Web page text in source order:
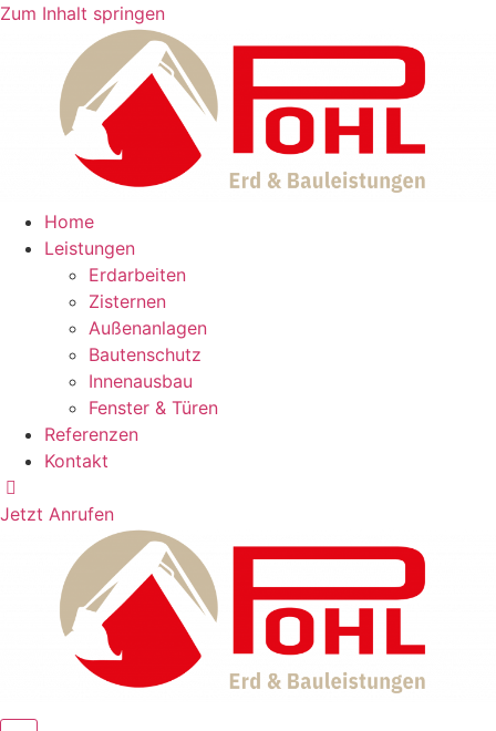
Zum Inhalt springen
Home
Leistungen
Erdarbeiten
Zisternen
Außenanlagen
Bautenschutz
Innenausbau
Fenster & Türen
Referenzen
Kontakt
Jetzt Anrufen